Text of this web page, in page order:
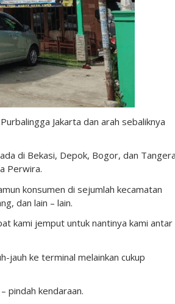
Jakarta dan arah sebaliknya
di Bekasi, Depok, Bogor, dan
Perwira.
konsumen di sejumlah kecamatan
dan lain – lain.
kami jemput untuk nantinya kami antar
jauh ke terminal melainkan cukup
pindah kendaraan.